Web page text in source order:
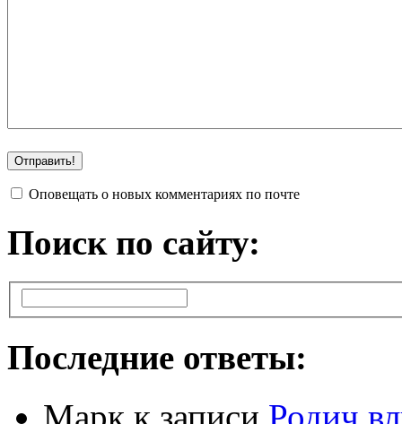
Оповещать о новых комментариях по почте
Поиск по сайту:
Последние ответы: